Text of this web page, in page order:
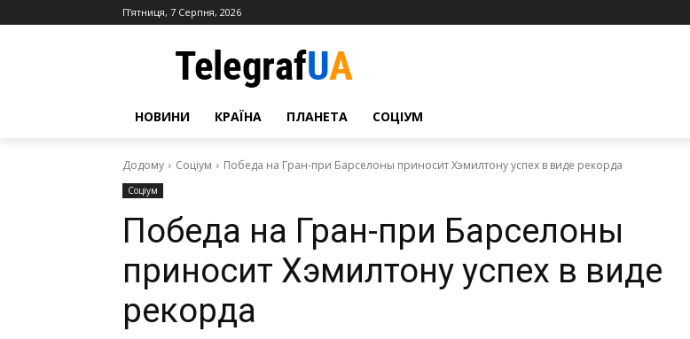
П’ятниця, 7 Серпня, 2026
НОВИНИ КРАЇНА ПЛАНЕТА СОЦІУМ
Додому Соціум Победа на Гран-при Барселоны приносит Хэмилтону успех в виде рекорда
Соціум
Победа на Гран-при Барселоны
приносит Хэмилтону успех в виде
рекорда